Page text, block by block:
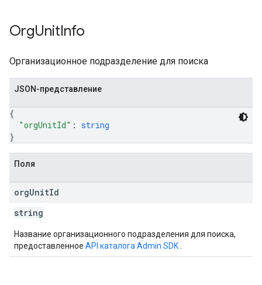
OrgUnitInfo
Организационное подразделение для поиска
JSON-представление
{
"orgUnitId" : string
}
Поля
orgUnitId
string
Название организационного подразделения для поиска,
предоставленное API каталога Admin SDK